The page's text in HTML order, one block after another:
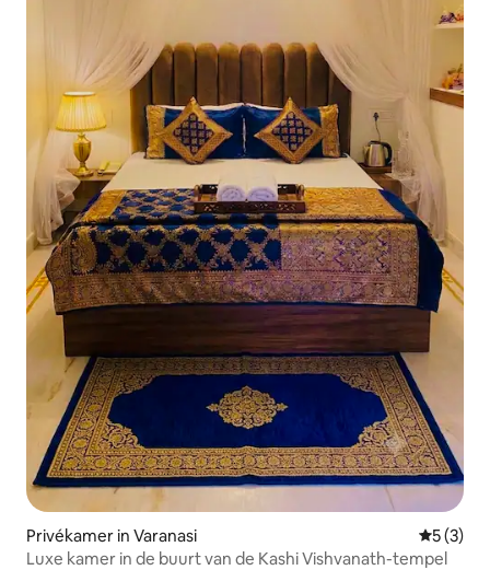
Privékamer in Varanasi
5 (3)
Luxe kamer in de buurt van de Kashi Vishvanath-tempel